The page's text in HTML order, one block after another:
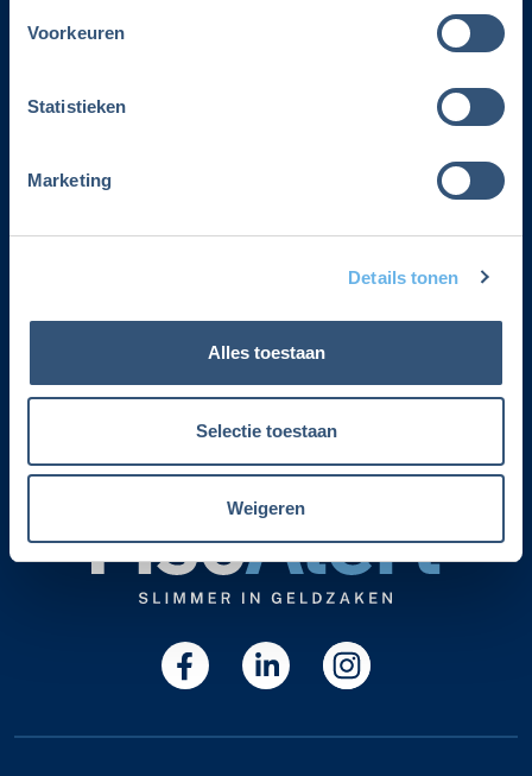
Voorkeuren
Statistieken
Marketing
Details tonen
Alles toestaan
Selectie toestaan
Weigeren
Contact
Voorwaarden lidmaatschap
Lidmaatschap cadeau geven
Adviesservice zomersluiting